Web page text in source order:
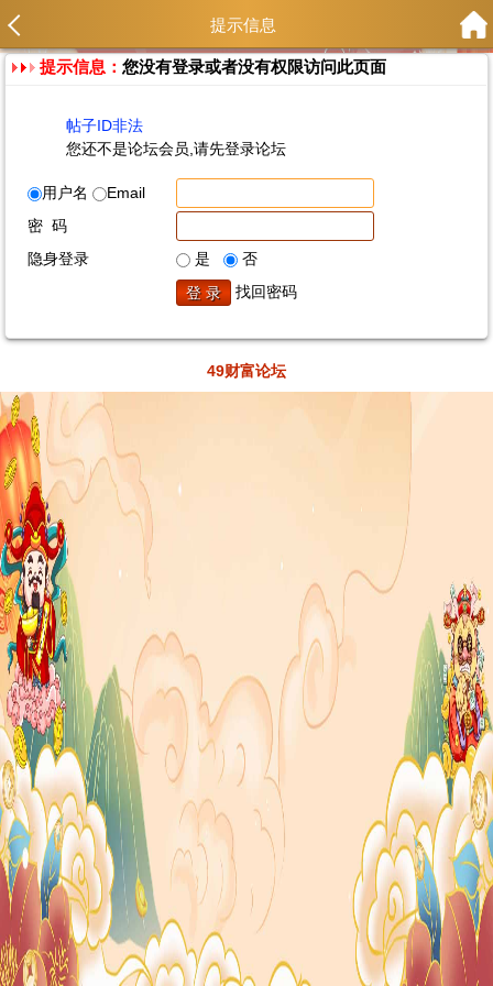
提示信息
提示信息：您没有登录或者没有权限访问此页面
帖子ID非法
您还不是论坛会员,请先登录论坛
用户名
Email
密 码
隐身登录
是
否
找回密码
49财富论坛